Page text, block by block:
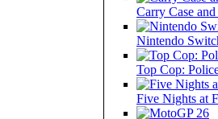
Carry Case
Nintendo
Top Cop:
Five Nights at